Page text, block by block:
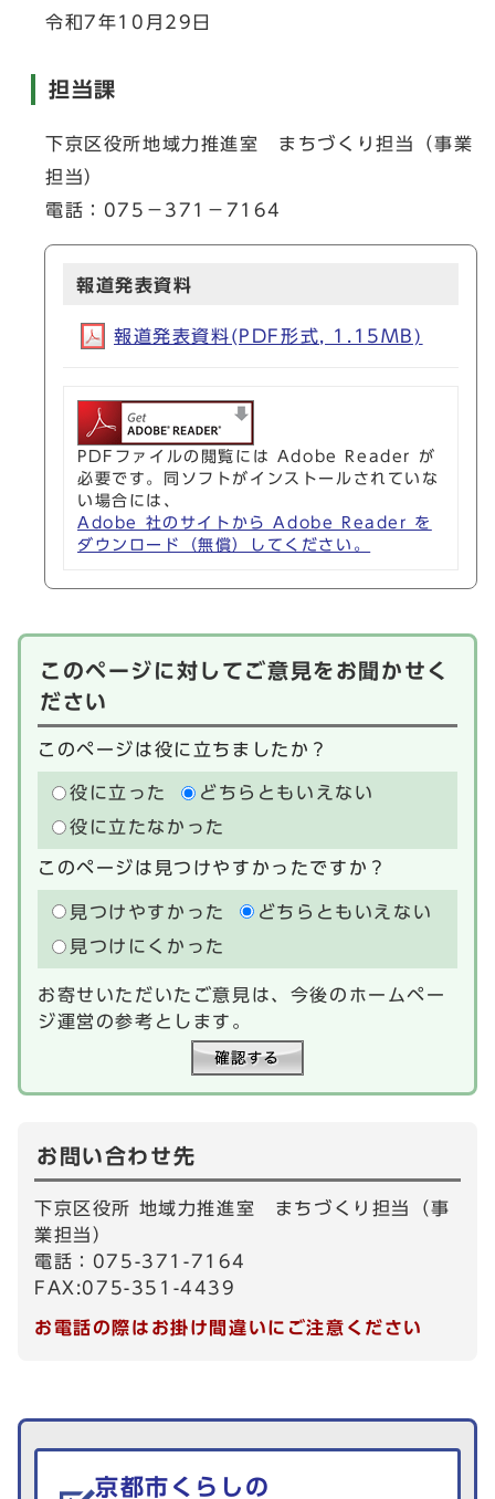
令和7年10月29日
担当課
下京区役所地域力推進室 まちづくり担当（事業
担当）
電話：075－371－7164
報道発表資料
報道発表資料(PDF形式, 1.15MB)
PDFファイルの閲覧には Adobe Reader が
必要です。同ソフトがインストールされていな
い場合には、
Adobe 社のサイトから Adobe Reader を
ダウンロード（無償）してください。
このページに対してご意見をお聞かせく
ださい
このページは役に立ちましたか？
役に立った
どちらともいえない
役に立たなかった
このページは見つけやすかったですか？
見つけやすかった
どちらともいえない
見つけにくかった
お寄せいただいたご意見は、今後のホームペー
ジ運営の参考とします。
お問い合わせ先
下京区役所 地域力推進室 まちづくり担当（事
業担当）
電話：075-371-7164
FAX:075-351-4439
お電話の際はお掛け間違いにご注意ください
生活情報を探す
京都市くらしの